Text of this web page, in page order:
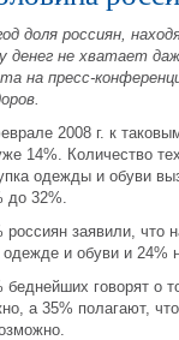
доля россиян,
денег не хватает
на пресс-
2008 г. к
14%. Количество
одежды и обуви
до 32%.
россиян заявили, что
одежде и обуви и 24%
беднейших говорят о
а 35% полагают,